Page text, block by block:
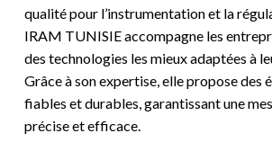
qualité pour l’instrumentation et la
IRAM TUNISIE accompagne les
des technologies les mieux adaptées à
Grâce à son expertise, elle propose des
fiables et durables, garantissant une
précise et efficace.